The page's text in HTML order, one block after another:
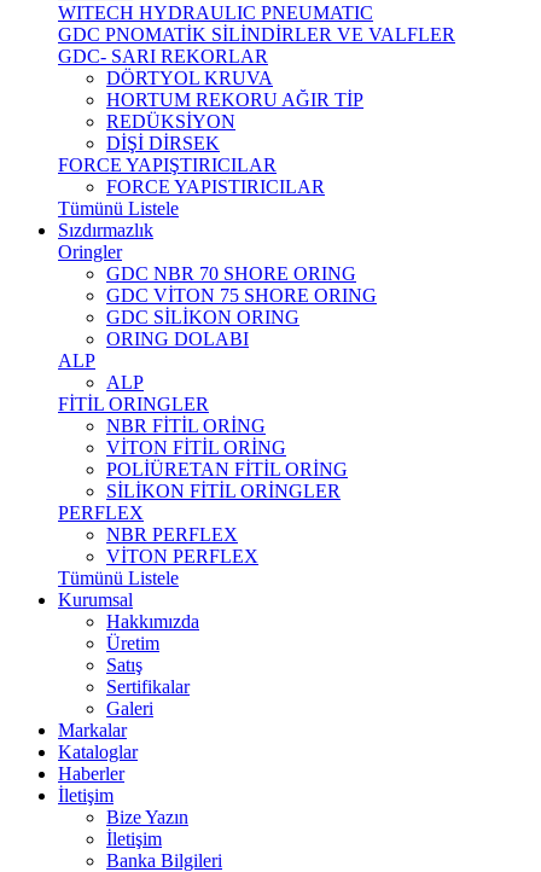
WITECH HYDRAULIC PNEUMATIC
GDC PNOMATİK SİLİNDİRLER VE VALFLER
GDC- SARI REKORLAR
DÖRTYOL KRUVA
HORTUM REKORU AĞIR TİP
REDÜKSİYON
DİŞİ DİRSEK
FORCE YAPIŞTIRICILAR
FORCE YAPISTIRICILAR
Tümünü Listele
Sızdırmazlık
Oringler
GDC NBR 70 SHORE ORING
GDC VİTON 75 SHORE ORING
GDC SİLİKON ORING
ORING DOLABI
ALP
ALP
FİTİL ORINGLER
NBR FİTİL ORİNG
VİTON FİTİL ORİNG
POLİÜRETAN FİTİL ORİNG
SİLİKON FİTİL ORİNGLER
PERFLEX
NBR PERFLEX
VİTON PERFLEX
Tümünü Listele
Kurumsal
Hakkımızda
Üretim
Satış
Sertifikalar
Galeri
Markalar
Kataloglar
Haberler
İletişim
Bize Yazın
İletişim
Banka Bilgileri